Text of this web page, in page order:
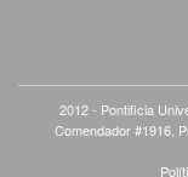
2012 - Pontificia
Comendador #1916,